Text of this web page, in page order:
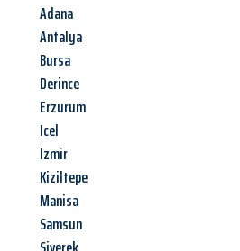
Adana
Antalya
Bursa
Derince
Erzurum
Icel
Izmir
Kiziltepe
Manisa
Samsun